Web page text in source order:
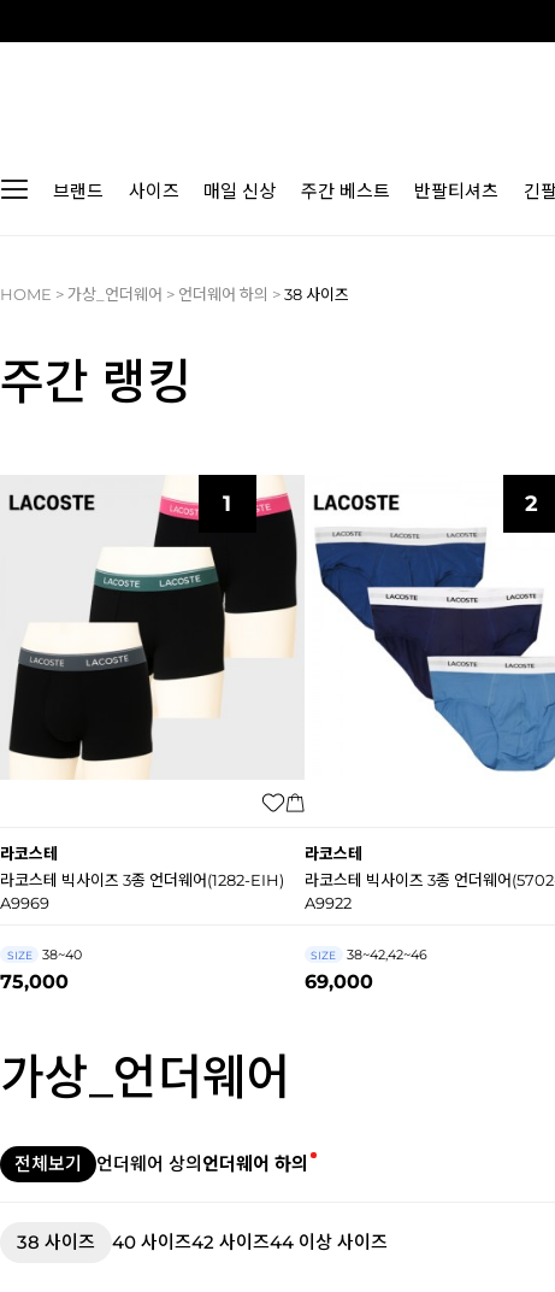
브랜드 사이즈 매일 신상 주간 베스트 반팔티셔츠 긴
HOME > 가상_언더웨어 > 언더웨어 하의 >38 사이즈
주간 랭킹
1
라코스테
라코스테 빅사이즈 3종 언더웨어(1282-EIH)
A9969
SIZE 38~40
75,000
2
라코스테
라코스테 빅사이즈 3종 언더웨어
A9922
SIZE 38~42,42~46
69,000
가상_언더웨어
전체보기 언더웨어 상의언더웨어 하의
38 사이즈 40 사이즈42 사이즈44 이상 사이즈